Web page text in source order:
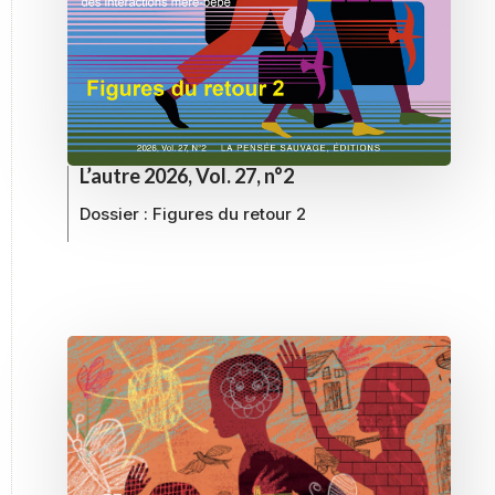
L’autre 2026, Vol. 27, n°2
Dossier : Figures du retour 2